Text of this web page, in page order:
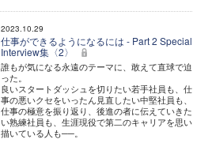
2023.10.29
仕事ができるようになるには - Part 2 Special
Interview集〈2〉
誰もが気になる永遠のテーマに、敢えて直球で迫
った。
良いスタートダッシュを切りたい若手社員も、仕
事の悪いクセをいったん見直したい中堅社員も、
仕事の極意を振り返り、後進の者に伝えていきた
い熟練社員も、生涯現役で第二のキャリアを思い
描いている人も──。